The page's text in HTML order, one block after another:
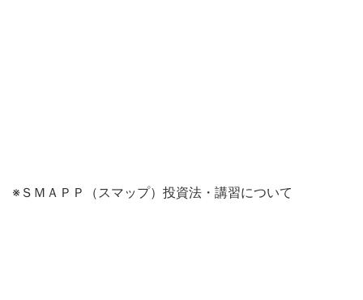
※ＳＭＡＰＰ（スマップ）投資法・講習について